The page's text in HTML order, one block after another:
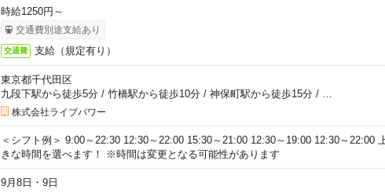
時給1250円～
交通費別途支給あり
交通費 支給（規定有り）
東京都千代田区
九段下駅から徒歩5分/ 竹橋駅から徒歩10分/ 神保町駅から徒歩15分/
株式会社ライブパワー
＜シフト例＞ 9:00～22:30 12:30～22:00 15:30～21:00 12:30～19:00 12:30～22:00
きな時間を選べます！ ※時間は変更となる可能性があります
9月8日・9日